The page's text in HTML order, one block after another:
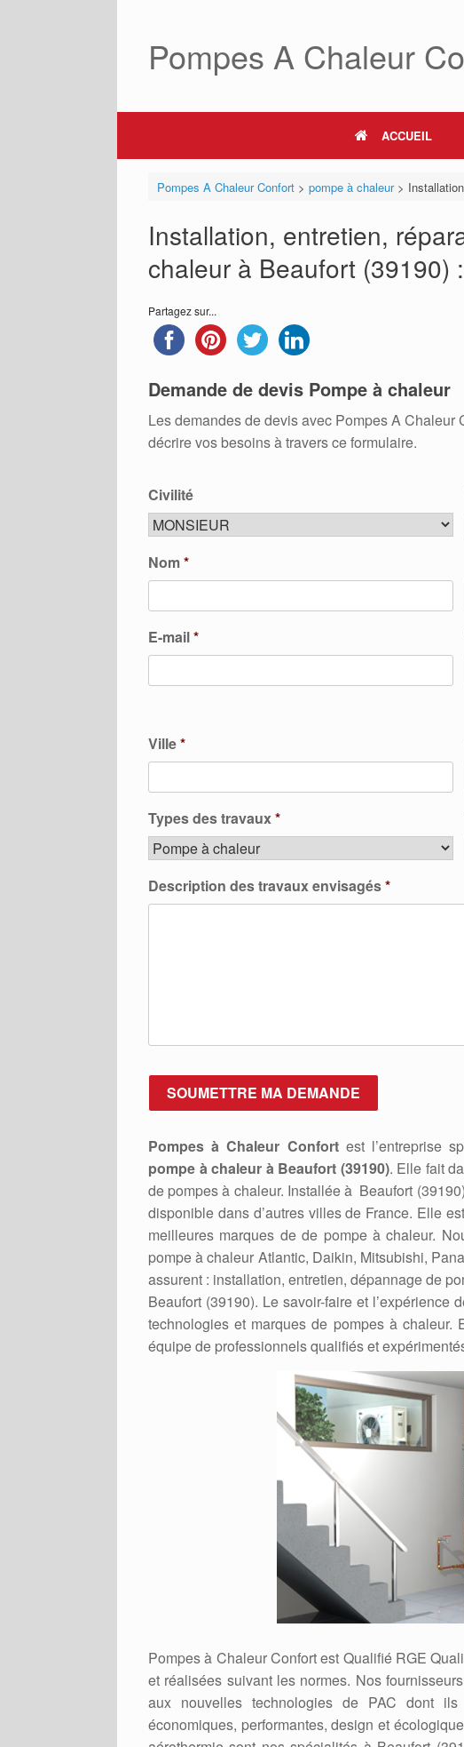
contentPompes A Chaleur
ACCUEIL
Pompes A Chaleur Confort> pompe à chaleur>
Installation, entretien,
chaleur à Beaufort (39190)
Partagez sur...
Demande de devis Pompe à chaleur
Les demandes de devis avec Pompes A Chaleur
décrire vos besoins à travers ce formulaire.
Civilité
Nom*
E-mail*
Ville*
Types des travaux*
Description des travaux envisagés*
Pompes à Chaleur Confortest l’entreprise
pompe à chaleur à Beaufort (39190). Elle fait
de pompes à chaleur. Installée à Beaufort
disponible dans d’autres villes de France. Elle
meilleures marques de de pompe à chaleur.
pompe à chaleur Atlantic, Daikin, Mitsubishi,
assurent : installation, entretien, dépannage de
Beaufort (39190). Le savoir-faire et l’expérience
technologies et marques de pompes à chaleur.
équipe de professionnels qualifiés et
Pompes à Chaleur Confort est Qualifié RGE
et réalisées suivant les normes. Nos
aux nouvelles technologies de PAC dont
économiques, performantes, design et